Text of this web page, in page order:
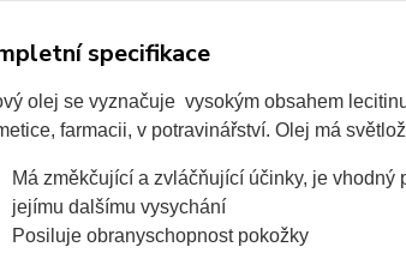
specifikace
olej se vyznačuje vysokým obsahem
farmacii, v potravinářství. Olej má
Má změkčující a zvláčňující účinky, je
jejímu dalšímu vysychání
Posiluje obranyschopnost pokožky